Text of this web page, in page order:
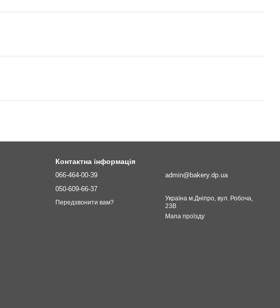
Контактна інформація
066-464-00-39
050-609-66-37
Передзвонити вам?
admin@bakery.dp.ua
Україна м.Дніпро, вул. Робоча,
23В
Мапа проїзду